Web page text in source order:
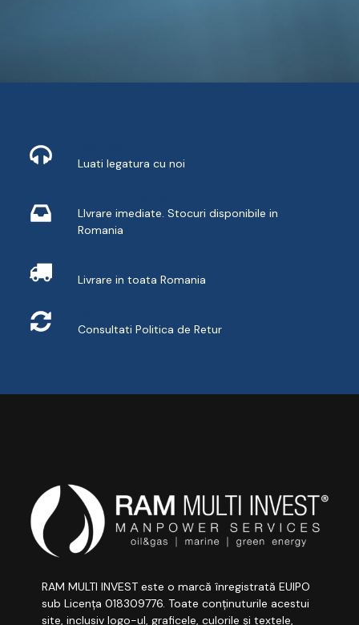
Luati legatura cu noi
LIvrare imediate. Stocuri disponibile in
Romania
Livrare in toata Romania
Consultati Politica de Retur
RAM MULTI INVEST este o marcă înregistrată EUIPO
sub Licența 018309776. Toate conținuturile acestui
site, inclusiv logo-ul, graficele, culorile și textele,